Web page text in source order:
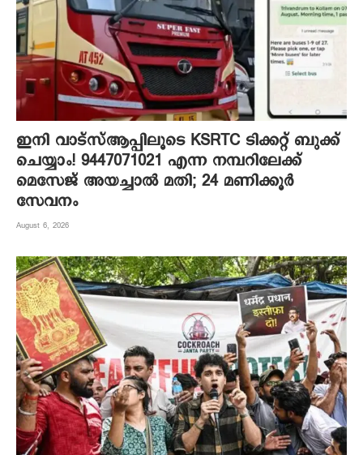
ഇനി വാട്‌സ്ആപ്പിലൂടെ KSRTC ടിക്കറ്റ് ബുക്ക്
ചെയ്യാം! 9447071021 എന്ന നമ്പറിലേക്ക്
മെസേജ് അയച്ചാൽ മതി; 24 മണിക്കൂർ
സേവനം
August 6, 2026